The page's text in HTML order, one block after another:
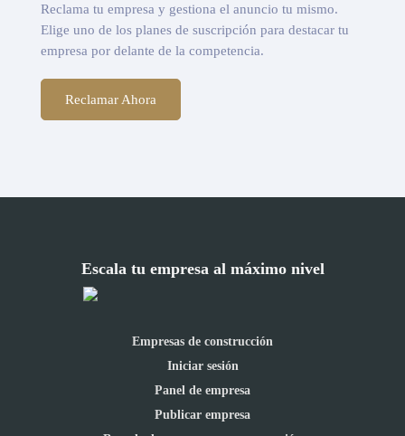
Reclama tu empresa y gestiona el anuncio tu mismo.
Elige uno de los planes de suscripción para destacar tu
empresa por delante de la competencia.
Reclamar Ahora
Escala tu empresa al máximo nivel
Empresas de construcción
Iniciar sesión
Panel de empresa
Publicar empresa